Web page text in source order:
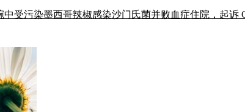
受污染墨西哥辣椒感染沙门氏菌并败血症住院，起诉